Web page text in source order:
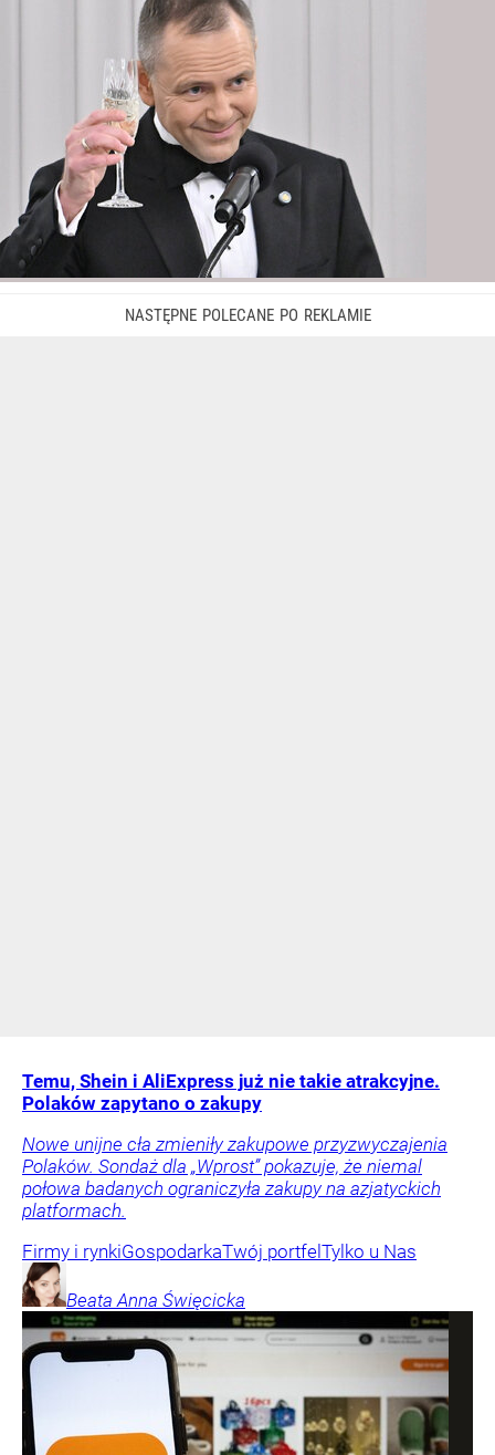
Temu, Shein i AliExpress już nie takie atrakcyjne.
Polaków zapytano o zakupy
Nowe unijne cła zmieniły zakupowe przyzwyczajenia
Polaków. Sondaż dla „Wprost” pokazuje, że niemal
połowa badanych ograniczyła zakupy na azjatyckich
platformach.
Firmy i rynkiGospodarkaTwój portfel Tylko u Nas
Beata Anna Święcicka